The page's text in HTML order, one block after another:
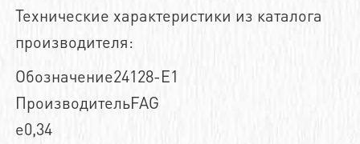
Технические характеристики из каталога
производителя:
Обозначение24128-E1
ПроизводительFAG
e0,34